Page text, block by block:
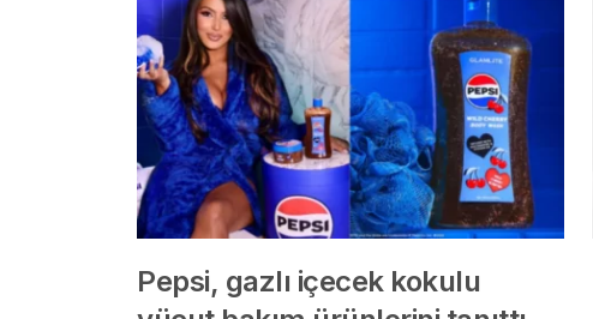
Pepsi, gazlı içecek kokulu